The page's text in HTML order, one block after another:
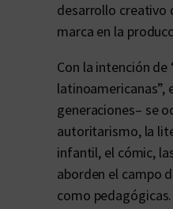
desarrollo creativo
marca en la
Con la intención
generaciones– se
autoritarismo, la
infantil, el cómic,
aborden el campo
como pedagógicas.